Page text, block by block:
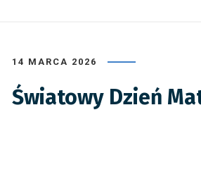
14 MARCA 2026
Światowy Dzień